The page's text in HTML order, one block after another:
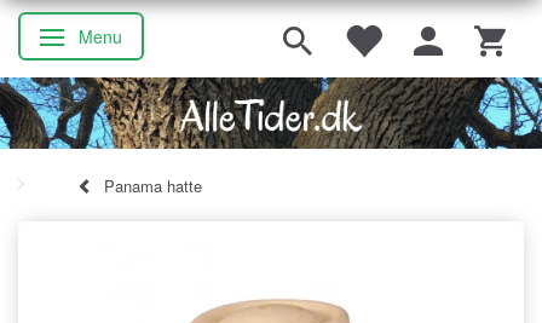
Skifte navigation
Menu
Panama hatte